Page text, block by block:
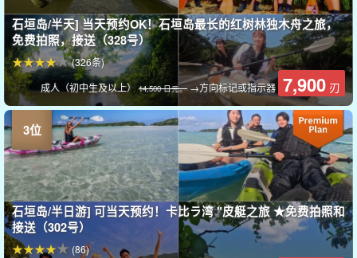
石垣岛/半天] 当天预约OK！石垣岛最长的红树林独木舟之旅，
免费拍照，接送（328号）
成人（初中生及以上）14,500 日元。 →方向标记或指示器 7,900 刃
(326条)
石垣岛/半日游] 可当天预约！卡比ラ湾 "皮艇之旅 ★免费拍照和
接送（302号）
(86)